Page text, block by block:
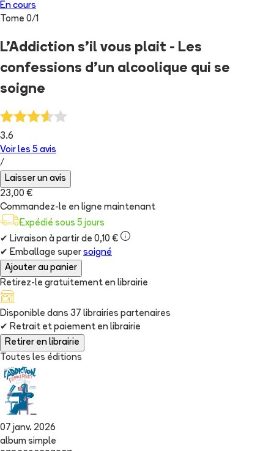
En cours
Tome 0/1
L'Addiction s'il vous plait - Les
confessions d'un alcoolique qui se
soigne
3.6
Voir les 5 avis
/
Laisser un avis
23,00 €
Commandez-le en ligne maintenant
Expédié sous 5 jours
✔ Livraison à partir de 0,10 €
✔ Emballage super soigné
Ajouter au panier
Retirez-le gratuitement en librairie
Disponible dans 37 librairies partenaires
✔ Retrait et paiement en librairie
Retirer en librairie
Toutes les éditions
07 janv. 2026
album simple